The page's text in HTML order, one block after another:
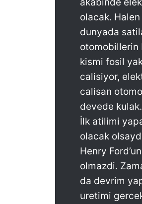
olacak.
dunyada
otomobillerin
kismi fosil
calisiyor,
calisan
devede kulak.
İlk atilimi
olacak
Henry
olmazdi.
da devrim
uretimi